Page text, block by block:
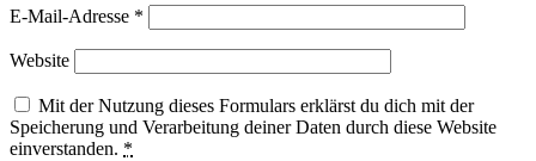
E-Mail-Adresse *
Website
Mit der Nutzung dieses Formulars erklärst du dich mit der
Speicherung und Verarbeitung deiner Daten durch diese Website
einverstanden. *